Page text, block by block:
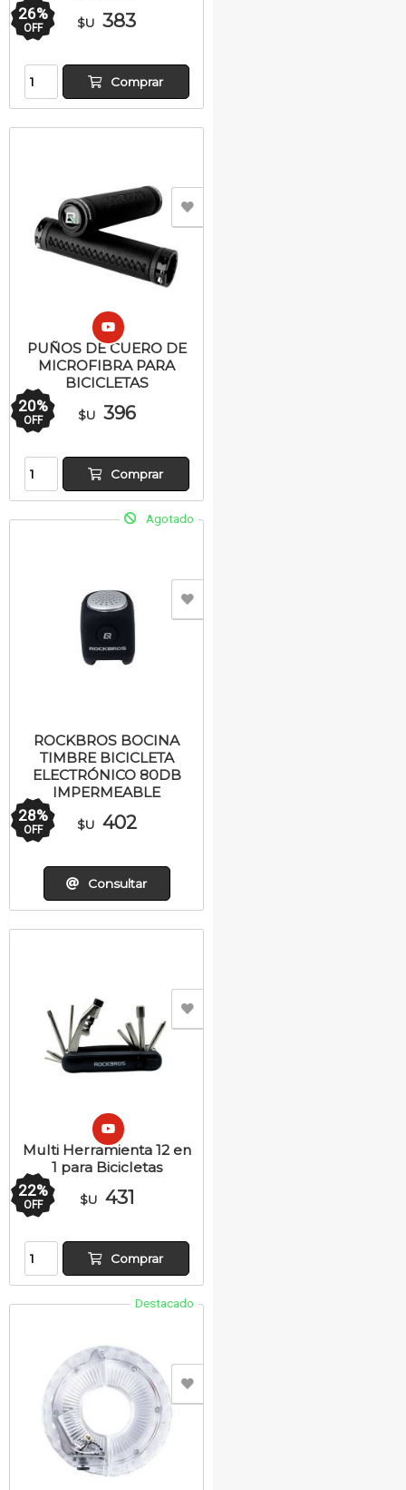
26%
OFF $U 383
Comprar
PUÑOS DE CUERO DE
MICROFIBRA PARA
BICICLETAS
20%
OFF $U 396
Comprar
Agotado
ROCKBROS BOCINA
TIMBRE BICICLETA
ELECTRÓNICO 80DB
IMPERMEABLE
28%
OFF $U 402
Consultar
Multi Herramienta 12 en
1 para Bicicletas
22%
OFF $U 431
Comprar
Destacado